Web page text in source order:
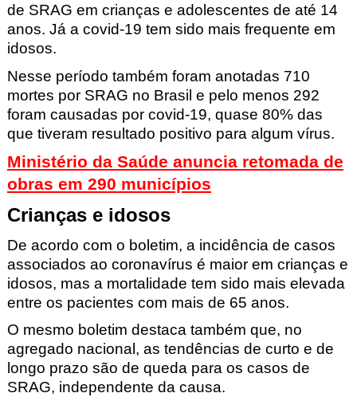
de SRAG em crianças e adolescentes de até 14
anos. Já a covid-19 tem sido mais frequente em
idosos.
Nesse período também foram anotadas 710
mortes por SRAG no Brasil e pelo menos 292
foram causadas por covid-19, quase 80% das
que tiveram resultado positivo para algum vírus.
Ministério da Saúde anuncia retomada de
obras em 290 municípios
Crianças e idosos
De acordo com o boletim, a incidência de casos
associados ao coronavírus é maior em crianças e
idosos, mas a mortalidade tem sido mais elevada
entre os pacientes com mais de 65 anos.
O mesmo boletim destaca também que, no
agregado nacional, as tendências de curto e de
longo prazo são de queda para os casos de
SRAG, independente da causa.